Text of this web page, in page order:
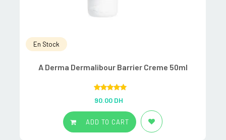
En Stock
A Derma Dermalibour Barrier Creme 50ml
out of 5
90.00 DH
ADD TO CART